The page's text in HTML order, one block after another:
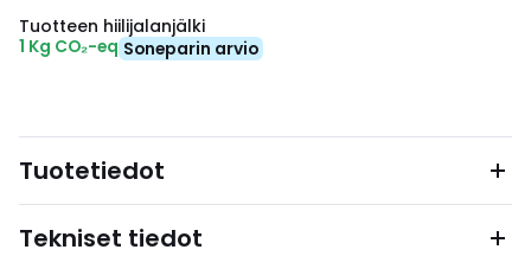
Tuotteen hiilijalanjälki
1 Kg CO₂-eq Soneparin arvio
Tuotetiedot
Tekniset tiedot